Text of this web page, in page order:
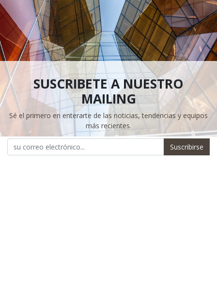
SUSCRIBETE A NUESTRO
MAILING
Sé el primero en enterarte de las noticias, tendencias y equipos
más recientes.
Suscribirse